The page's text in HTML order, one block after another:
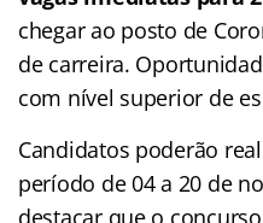
chegar ao posto de
de carreira.
com nível superior de
Candidatos poderão
período de 04 a 20 de
destacar que o